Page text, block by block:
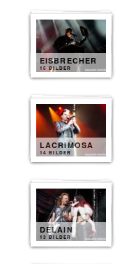
EISBRECHER
15 BILDER
LACRIMOSA
14 BILDER
DELAIN
13 BILDER